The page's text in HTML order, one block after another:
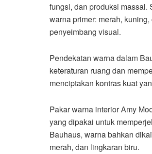
fungsi, dan produksi
warna primer: merah,
penyeimbang visual.
Pendekatan warna dalam
keteraturan ruang dan
menciptakan kontras kuat
Pakar warna interior Amy
yang dipakai untuk
Bauhaus, warna bahkan
merah, dan lingkaran biru.